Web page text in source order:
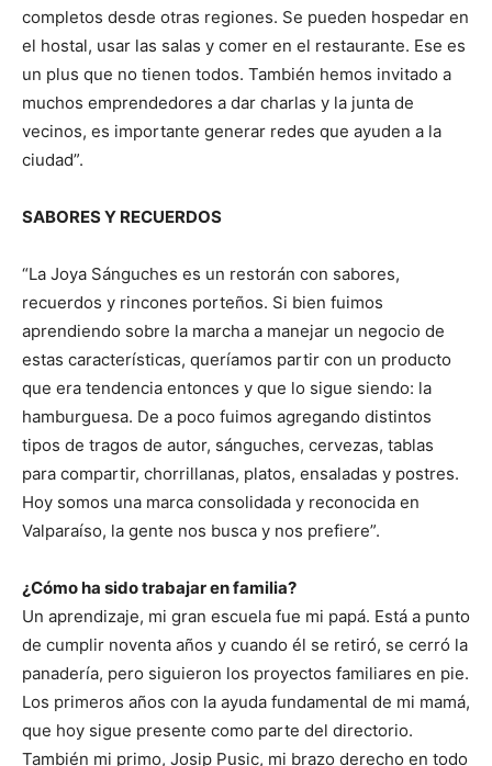
completos desde otras regiones. Se pueden hospedar en
el hostal, usar las salas y comer en el restaurante. Ese es
un plus que no tienen todos. También hemos invitado a
muchos emprendedores a dar charlas y la junta de
vecinos, es importante generar redes que ayuden a la
ciudad”.
SABORES Y RECUERDOS
“La Joya Sánguches es un restorán con sabores,
recuerdos y rincones porteños. Si bien fuimos
aprendiendo sobre la marcha a manejar un negocio de
estas características, queríamos partir con un producto
que era tendencia entonces y que lo sigue siendo: la
hamburguesa. De a poco fuimos agregando distintos
tipos de tragos de autor, sánguches, cervezas, tablas
para compartir, chorrillanas, platos, ensaladas y postres.
Hoy somos una marca consolidada y reconocida en
Valparaíso, la gente nos busca y nos prefiere”.
¿Cómo ha sido trabajar en familia?
Un aprendizaje, mi gran escuela fue mi papá. Está a punto
de cumplir noventa años y cuando él se retiró, se cerró la
panadería, pero siguieron los proyectos familiares en pie.
Los primeros años con la ayuda fundamental de mi mamá,
que hoy sigue presente como parte del directorio.
También mi primo, Josip Pusic, mi brazo derecho en todo